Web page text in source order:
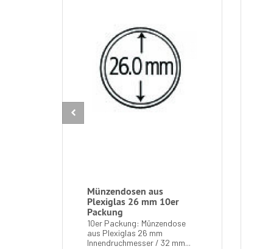
Münzendosen aus
Plexiglas 26 mm 10er
Packung
10er Packung: Münzendose
aus Plexiglas 26 mm
Innendruchmesser / 32 mm...